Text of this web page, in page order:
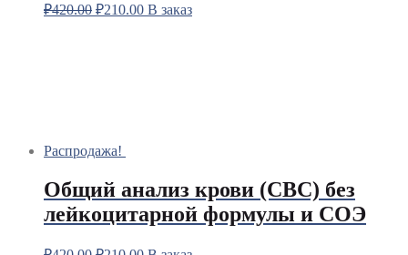
₽420.00 ₽210.00 В заказ
Распродажа!
Общий анализ крови (CBC) без
лейкоцитарной формулы и СОЭ